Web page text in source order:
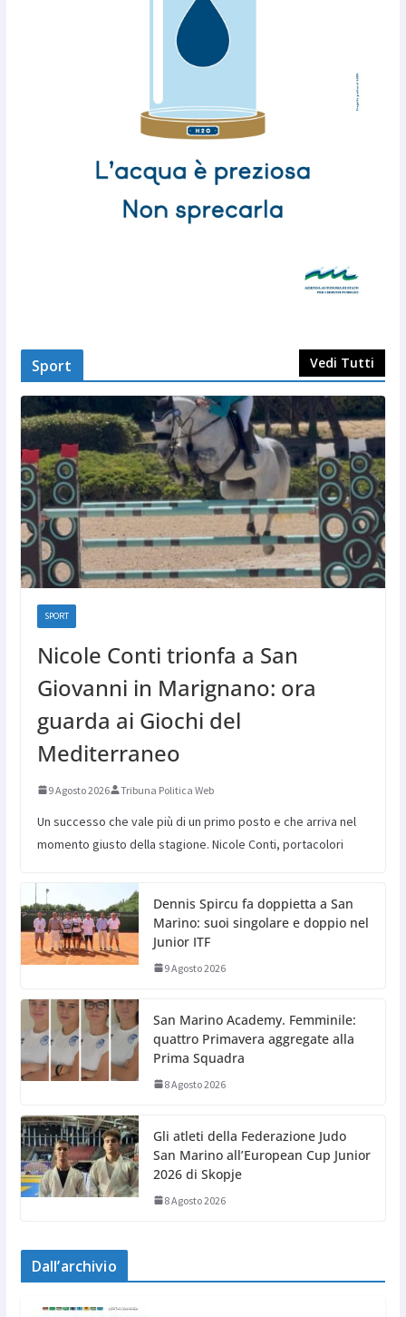
Sport Vedi Tutti
SPORT
Nicole Conti trionfa a San
Giovanni in Marignano: ora
guarda ai Giochi del
Mediterraneo
9 Agosto 2026 Tribuna Politica Web
Un successo che vale più di un primo posto e che arriva nel
momento giusto della stagione. Nicole Conti, portacolori
Dennis Spircu fa doppietta a San
Marino: suoi singolare e doppio nel
Junior ITF
9 Agosto 2026
San Marino Academy. Femminile:
quattro Primavera aggregate alla
Prima Squadra
8 Agosto 2026
Gli atleti della Federazione Judo
San Marino all’European Cup Junior
2026 di Skopje
8 Agosto 2026
Dall’archivio